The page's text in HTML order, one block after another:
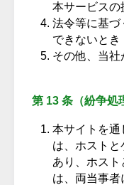
本サービスの
法令等に基づ
できないとき
その他、当社
第 13 条（紛争処
本サイトを通
は、ホスト
あり、ホス
は、両当事者